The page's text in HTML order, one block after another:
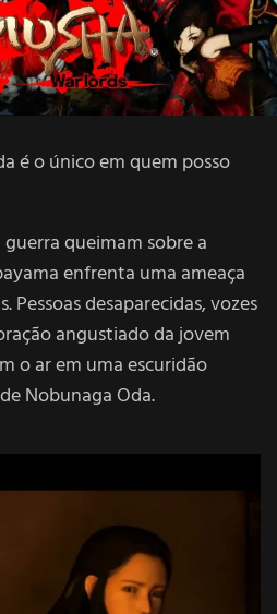
é o único em quem posso
queimam sobre a
enfrenta uma ameaça
Pessoas desaparecidas, vozes
angustiado da jovem
o ar em uma escuridão
Nobunaga Oda.